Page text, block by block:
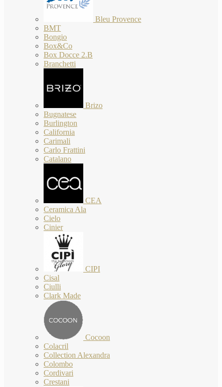
Bleu Provence
BMT
Bongio
Box&Co
Box Docce 2.B
Branchetti
Brizo
Bugnatese
Burlington
California
Carimali
Carlo Frattini
Catalano
CEA
Ceramica Ala
Cielo
Cinier
CIPI
Cisal
Ciulli
Clark Made
Cocoon
Colacril
Collection Alexandra
Colombo
Cordivari
Crestani